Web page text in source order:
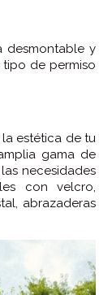
desmontable y
de permiso
estética de tu
gama de
necesidades
con velcro,
abrazaderas